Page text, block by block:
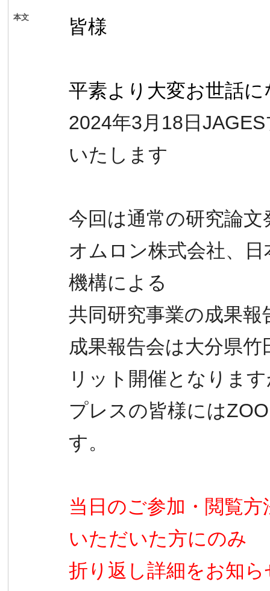
本文 皆様
平素より大変お世話
2024年3月18日
いたします
今回は通常の研究論
オムロン株式会社、
機構による
共同研究事業の成果
成果報告会は大分県
リット 開催となりま
プレスの皆様には
す。
当日のご参加・閲覧
いただいた方にのみ
折り返し詳細をお知